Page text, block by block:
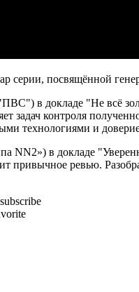
серии, посвящённой
в докладе "Не всё
контроля
технологиями и
NN2») в докладе
привычное ревью.